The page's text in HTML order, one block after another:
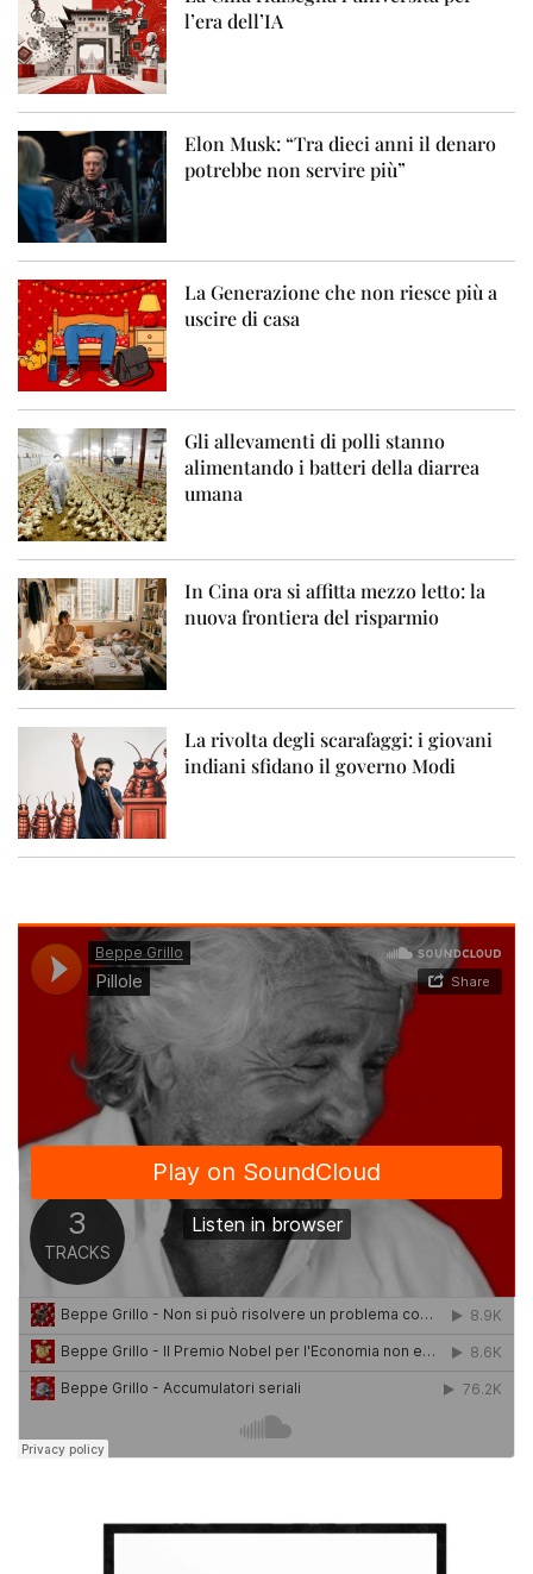
l’era dell’IA
Elon Musk: “Tra dieci anni il denaro
potrebbe non servire più”
La Generazione che non riesce più a
uscire di casa
Gli allevamenti di polli stanno
alimentando i batteri della diarrea
umana
In Cina ora si affitta mezzo letto: la
nuova frontiera del risparmio
La rivolta degli scarafaggi: i giovani
indiani sfidano il governo Modi